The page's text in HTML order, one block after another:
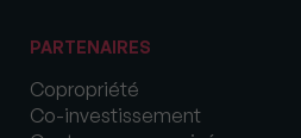
PARTENAIRES
Copropriété
Co-investissement